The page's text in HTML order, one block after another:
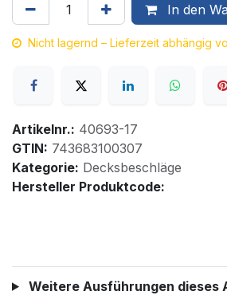
In den
Nicht lagernd – Lieferzeit abhängig
Artikelnr.: 40693-17
GTIN: 743683100307
Kategorie: Decksbeschläge
Hersteller Produktcode:
Weitere Ausführungen dieses